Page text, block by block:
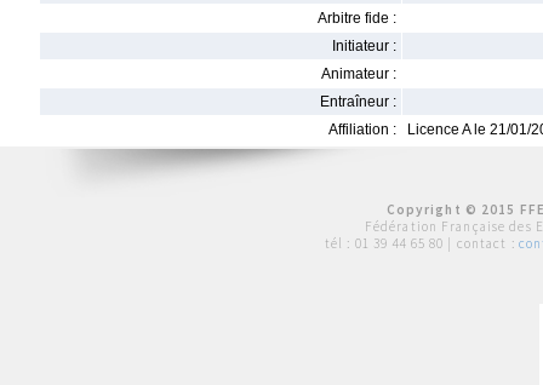
Arbitre fide :
Initiateur :
Animateur :
Entraîneur :
Affiliation :
Licence A le 21/01/
Copyright © 2015
Fédération Française des
tél : 01 39 44 65 80 | contact :